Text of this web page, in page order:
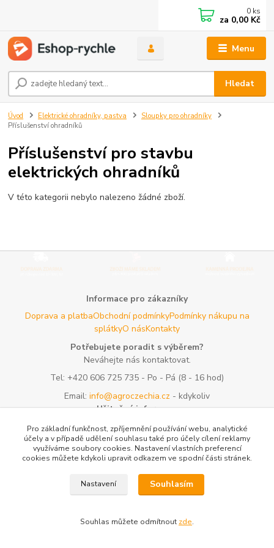
Menu
Hledat
0 ks
za 0,00 Kč
Úvod Elektrické ohradníky, pastva
Sloupky pro ohradníky
Příslušenství ohradníků
Příslušenství pro stavbu
elektrických ohradníků
V této kategorii nebylo nalezeno žádné zboží.
Informace pro zákazníky
Doprava a platbaObchodní podmínkyPodmínky nákupu na
splátkyO násKontakty
Potřebujete poradit s výběrem?
Neváhejte nás kontaktovat.
Tel: +420 606 725 735 - Po - Pá (8 - 16 hod)
Email: info@agroczechia.cz - kdykoliv
Užitečné informace
E-les.cz - Zahradní technika Stihl KoniceWoodman.sk - Predaj
lesníckeho náradia a potriebFormulář odstoupení o
smlouvyReklamace a vrácení zbožíRady a tipyTabulky rozměrů
oblečení a obuviMapa stránek
Vytvořeno na Eshop-rychle.cz
Pro základní funkčnost, zpříjemnění používání webu, analytické
účely a v případě udělení souhlasu také pro účely cílení reklamy
využíváme soubory cookies. Nastavení vlastních preferencí
cookies můžete kdykoli upravit odkazem ve spodní části stránek.
Nastavení Souhlasím
Souhlas můžete odmítnout zde.